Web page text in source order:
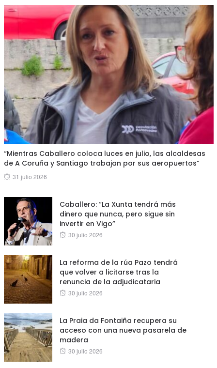
“Mientras Caballero coloca luces en julio, las alcaldesas
de A Coruña y Santiago trabajan por sus aeropuertos”
Posted
31 julio 2026
Caballero: “La Xunta tendrá más
dinero que nunca, pero sigue sin
invertir en Vigo”
Posted
30 julio 2026
La reforma de la rúa Pazo tendrá
que volver a licitarse tras la
renuncia de la adjudicataria
Posted
30 julio 2026
La Praia da Fontaiña recupera su
acceso con una nueva pasarela de
madera
Posted
30 julio 2026